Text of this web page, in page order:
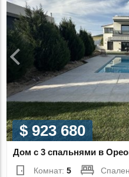
$ 923 680
Дом с 3 спальнями в
Комнат:5